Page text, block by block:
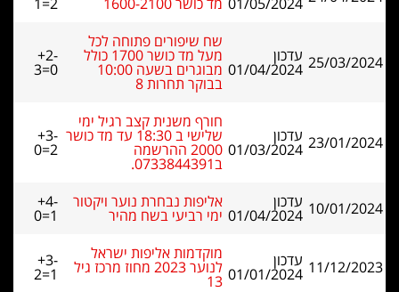
25/03/2024 עדכון
01/04/2024
שח שיפורים פתוחה לכל
מעל מד כושר 1700 כולל
מבוגרים בשעה 10:00
בבוקר תחרות 8
+2-
3=0
23/01/2024 עדכון
01/03/2024
חורף משנית קצב רגיל ימי
שלישי ב 18:30 עד מד כושר
2000 ההרשמה
ב0733844391.
+3-
0=2
10/01/2024 עדכון
01/04/2024
אליפות נבחרת נוער ויקטור
ימי רביעי בשח מהיר
+4-
0=1
11/12/2023 עדכון
01/01/2024
מוקדמות אליפות ישראל
לנוער 2023 מחוז מרכז גיל
13
+3-
2=1